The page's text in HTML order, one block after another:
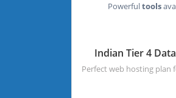
Powerfultools
Indian Tier 4
Perfect web hosting plan